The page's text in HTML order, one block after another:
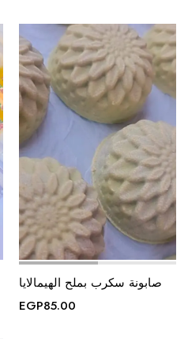
صابونة سكرب بملح الهيمالايا
EGP85.00